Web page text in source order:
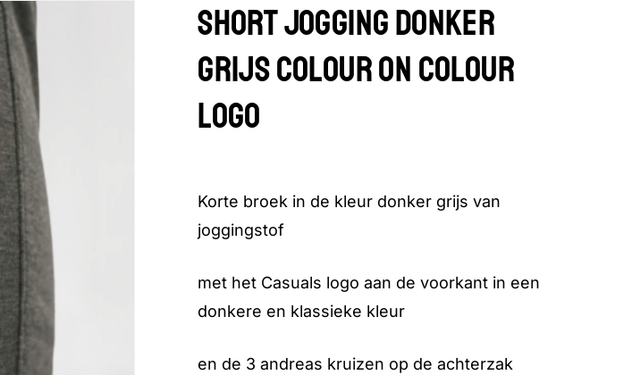
SHORT JOGGING DONKER
GRIJS COLOUR ON COLOUR
LOGO
Korte broek in de kleur donker grijs van
joggingstof
met het Casuals logo aan de voorkant in een
donkere en klassieke kleur
en de 3 andreas kruizen op de achterzak